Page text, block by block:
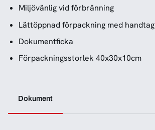
Miljövänlig vid förbränning
Lättöppnad förpackning med handtag
Dokumentficka
Förpackningsstorlek 40x30x10cm
Dokument